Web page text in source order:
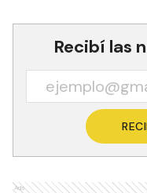
Recibí las
Ads